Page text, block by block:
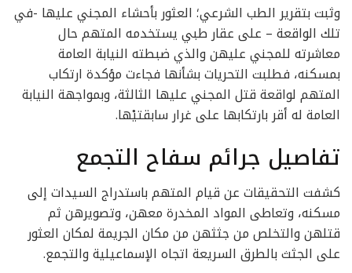
وثبت بتقرير الطب الشرعي؛ العثور بأحشاء المجني عليها -في
تلك الواقعة – على عقار طبي يستخدمه المتهم حال
معاشرته للمجني عليهن والذي ضبطته النيابة العامة
بمسكنه، فطلبت التحريات بشأنها فجاءت مؤكدة ارتكاب
المتهم لواقعة قتل المجني عليها الثالثة، وبمواجهة النيابة
العامة له أقر بارتكابها على غرار سابقتيْها.
تفاصيل جرائم سفاح التجمع‌
كشفت التحقيقات عن قيام المتهم باستدراج السيدات إلى
مسكنه، وتعاطى المواد المخدرة معهن، وتصويرهن ثم
قتلهن والتخلص من جثثهن من مكان الجريمة لمكان العثور
على الجثث بالطرق السريعة اتجاه الإسماعيلية والتجمع.